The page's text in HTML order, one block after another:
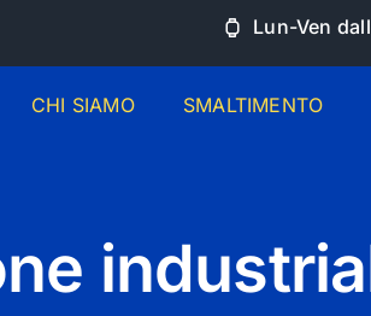
Lun-Ven
CHI SIAMO SMALTIMENTO